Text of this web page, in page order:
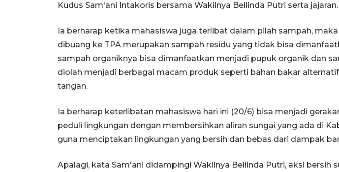
Kudus Sam'ani Intakoris bersama Wakilnya Bellinda Putri serta jajaran.
Ia berharap ketika mahasiswa juga terlibat dalam pilah sampah,
dibuang ke TPA merupakan sampah residu yang tidak bisa
sampah organiknya bisa dimanfaatkan menjadi pupuk organik dan
diolah menjadi berbagai macam produk seperti bahan bakar
tangan.
Ia berharap keterlibatan mahasiswa hari ini (20/6) bisa menjadi
peduli lingkungan dengan membersihkan aliran sungai yang ada di
guna menciptakan lingkungan yang bersih dan bebas dari dampak
Apalagi, kata Sam'ani didampingi Wakilnya Bellinda Putri, aksi bersih